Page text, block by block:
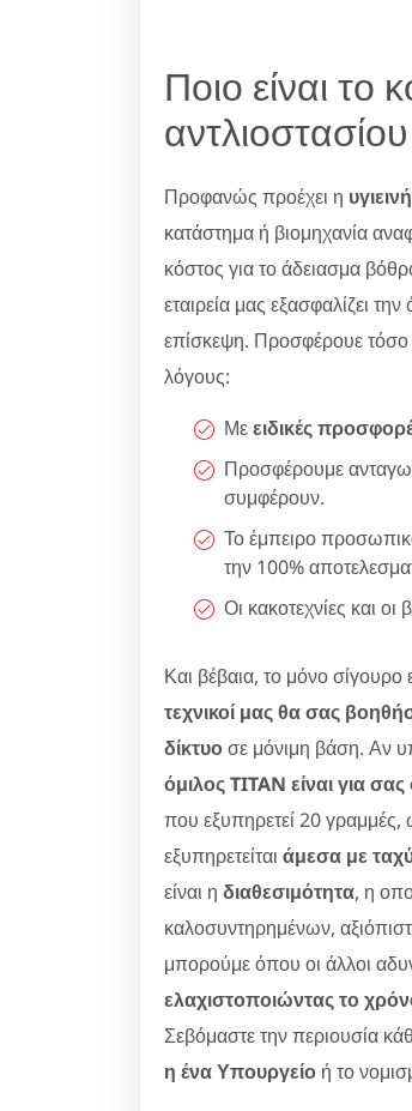
Ποιο είναι το
Προφανώς προέχει η
κατάστημα ή βιομηχανία
κόστος για το άδειασμα
εταιρεία μας εξασφαλίζει
επίσκεψη. Προσφέρουε τόσο
λόγους:
Μεειδικές
Προσφέρουμε
συμφέρουν.
Το έμπειρο
την 100%
Οι κακοτεχνίες και
Και βέβαια, το μόνο σίγουρο
τεχνικοί μας θα σας
δίκτυοσε μόνιμη βάση. Αν
όμιλος TITAN είναι για
που εξυπηρετεί 20 γραμμές,
εξυπηρετείται άμεσα με
είναι η διαθεσιμότητα, η
καλοσυντηρημένων,
μπορούμε όπου οι άλλοι
ελαχιστοποιώντας το
Σεβόμαστε την περιουσία
η ένα Υπουργείο ή το